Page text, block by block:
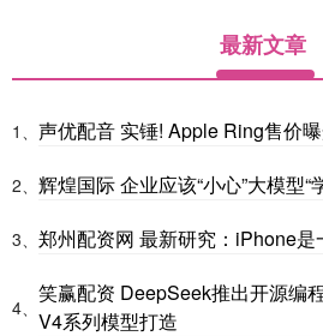
最新文章
1、 声优配音 实锤! Apple Ring售价
2、 辉煌国际 企业应该“小心”大模型“
3、 郑州配资网 最新研究：iPhone
4、
笑赢配资 DeepSeek推出开源编
V4系列模型打造